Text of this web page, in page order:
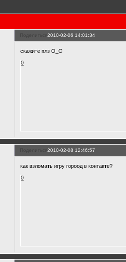
Поделиться2010-02-06 14:01:34
скажите плз О_О
0
Поделиться2010-02-08 12:46:57
как взломать игру гороод в контакте?
0